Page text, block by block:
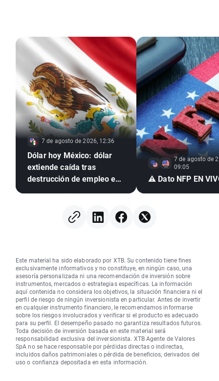
7 de agosto de 2026, 12:36
Dólar hoy México: dólar
extiende caída tras
destrucción de empleo en
7 de agosto de
09:05
⚠️ Dato NFP EN
Este material ha sido elaborado por XTB. Su contenido tiene fines
exclusivamente informativos y no constituye, en ningún caso, una
asesoría personalizada ni una recomendación de inversión sobre
instrumentos, mercados o estrategias específicas. La información
aquí contenida no considera los objetivos, la situación financiera ni el
perfil de riesgo de ningún inversionista en particular. Antes de invertir
en cualquier instrumento financiero, le recomendamos informarse
sobre los riesgos involucrados y verificar si el producto es adecuado
para su perfil. El desempeño pasado no garantiza resultados futuros.
Toda decisión de inversión basada en este material será
responsabilidad exclusiva del inversionista. XTB Agente de Valores
SpA no se hace responsable por pérdidas directas o indirectas,
incluidos daños patrimoniales o pérdida de beneficios, derivados del
uso o confianza depositada en esta información.